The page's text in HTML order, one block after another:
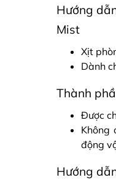
Hướng
Mist
Xịt
Dành
Thành
Được
Không
động
Hướng